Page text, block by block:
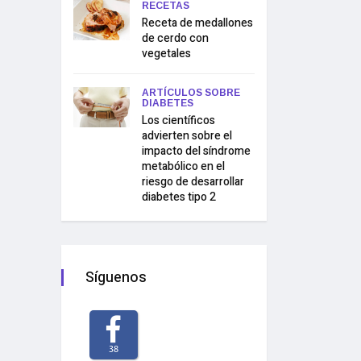
RECETAS
Receta de medallones
de cerdo con
vegetales
ARTÍCULOS SOBRE
DIABETES
Los científicos
advierten sobre el
impacto del síndrome
metabólico en el
riesgo de desarrollar
diabetes tipo 2
Síguenos
38